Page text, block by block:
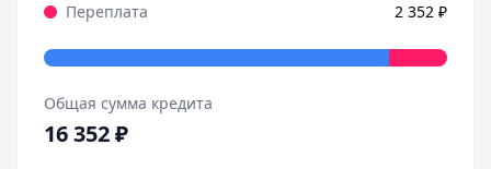
Переплата
2 352 ₽
Общая сумма кредита
16 352₽